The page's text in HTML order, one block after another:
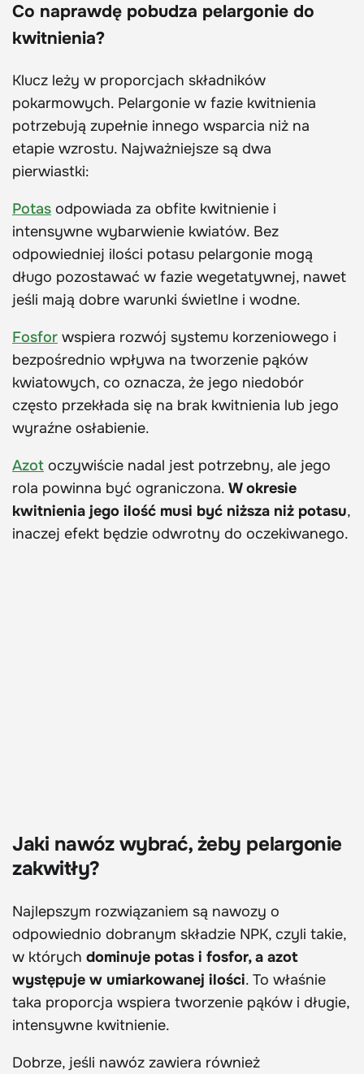
Co naprawdę pobudza pelargonie do
kwitnienia?
Klucz leży w proporcjach składników
pokarmowych. Pelargonie w fazie kwitnienia
potrzebują zupełnie innego wsparcia niż na
etapie wzrostu. Najważniejsze są dwa
pierwiastki:
Potas odpowiada za obfite kwitnienie i
intensywne wybarwienie kwiatów. Bez
odpowiedniej ilości potasu pelargonie mogą
długo pozostawać w fazie wegetatywnej, nawet
jeśli mają dobre warunki świetlne i wodne.
Fosfor wspiera rozwój systemu korzeniowego i
bezpośrednio wpływa na tworzenie pąków
kwiatowych, co oznacza, że jego niedobór
często przekłada się na brak kwitnienia lub jego
wyraźne osłabienie.
Azot oczywiście nadal jest potrzebny, ale jego
rola powinna być ograniczona. W okresie
kwitnienia jego ilość musi być niższa niż potasu,
inaczej efekt będzie odwrotny do oczekiwanego.
Jaki nawóz wybrać, żeby pelargonie
zakwitły?
Najlepszym rozwiązaniem są nawozy o
odpowiednio dobranym składzie NPK, czyli takie,
w których dominuje potas i fosfor, a azot
występuje w umiarkowanej ilości. To właśnie
taka proporcja wspiera tworzenie pąków i długie,
intensywne kwitnienie.
Dobrze, jeśli nawóz zawiera również